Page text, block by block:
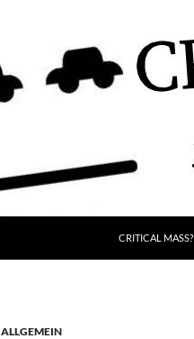
CRITICAL MASS?
ALLGEMEIN